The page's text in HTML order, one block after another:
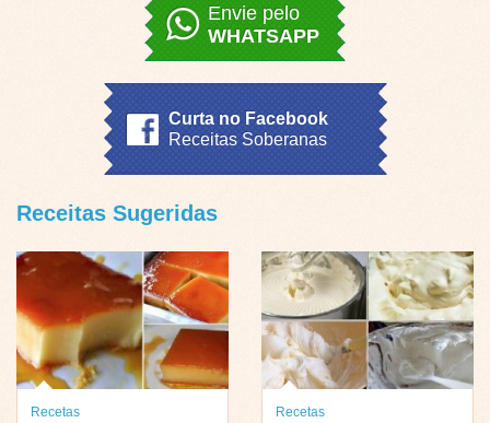
Envie pelo
WHATSAPP
Curta no Facebook
Receitas Soberanas
Receitas Sugeridas
Recetas
Recetas